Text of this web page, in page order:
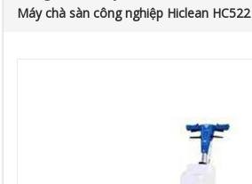
Máy chà sàn công nghiệp Hiclean HC522